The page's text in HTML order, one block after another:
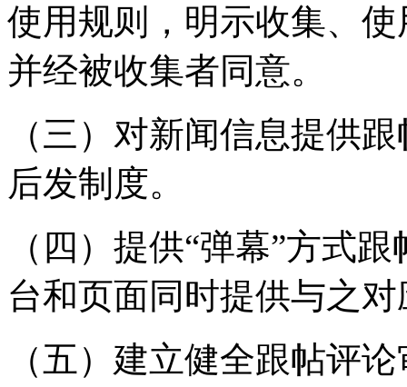
使用规则，明示收集、
并经被收集者同意。
（三）对新闻信息提供
后发制度。
（四）提供“弹幕”方式
台和页面同时提供与之
（五）建立健全跟帖评